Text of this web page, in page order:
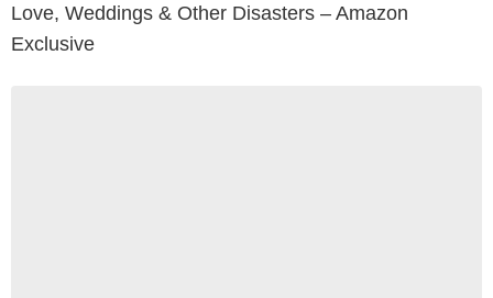
Love, Weddings & Other Disasters – Amazon
Exclusive